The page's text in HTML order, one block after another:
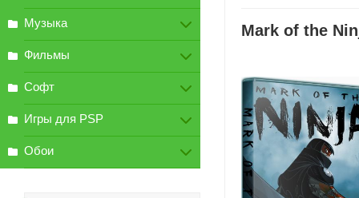
Mark of the
Музыка
Фильмы
Софт
Игры для PSP
Обои